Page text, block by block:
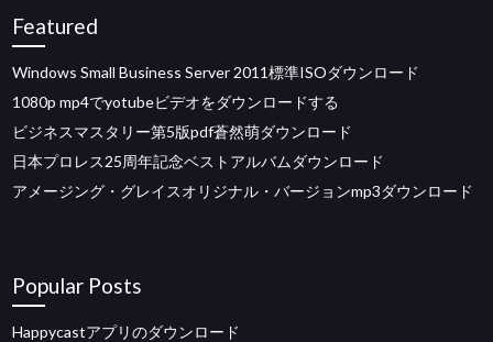
Featured
Windows Small Business Server 2011標準ISOダウンロード
1080p mp4でyotubeビデオをダウンロードする
ビジネスマスタリー第5版pdf蒼然萌ダウンロード
日本プロレス25周年記念ベストアルバムダウンロード
アメージング・グレイスオリジナル・バージョンmp3ダウンロード
Popular Posts
Happycastアプリのダウンロード